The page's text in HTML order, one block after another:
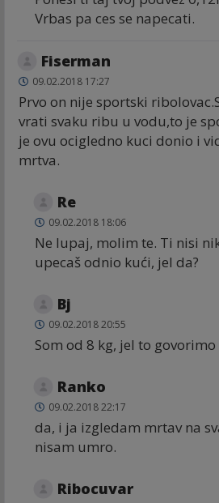
Vrbas pa ces se napecati.
Fiserman
09.02.2018 17:27
Prvo on nije sportski
vrati svaku ribu u vodu,to je
je ovu ocigledno kuci donio i
mrtva.
Re
09.02.2018 18:06
Ne lupaj, molim te. Ti nisi
upecaš odnio kući, jel da?
Bj
09.02.2018 20:55
Som od 8 kg, jel to govorimo
Ranko
09.02.2018 22:17
da, i ja izgledam mrtav na
nisam umro.
Ribocuvar